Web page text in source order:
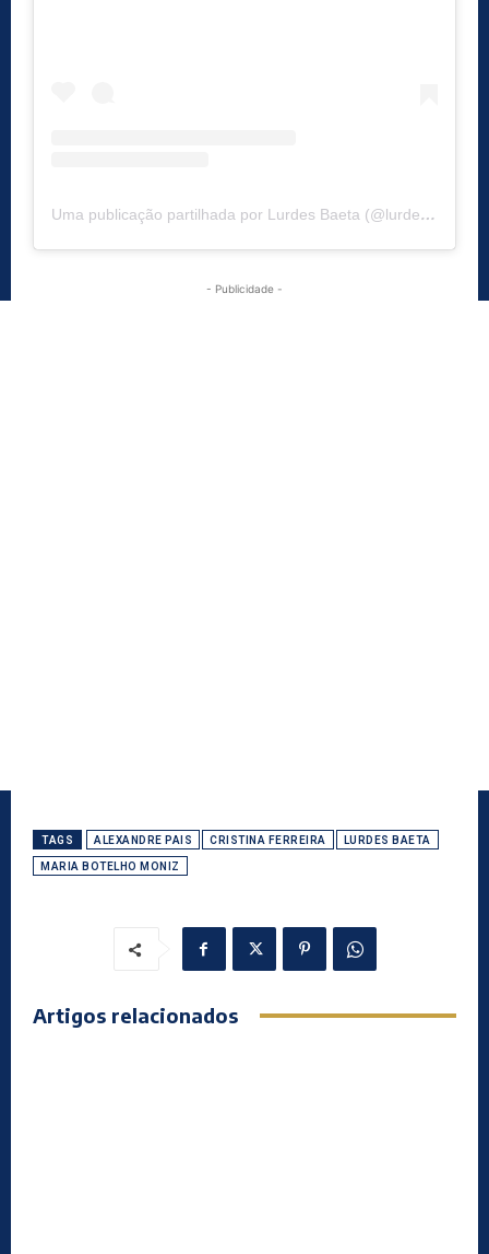
Uma publicação partilhada por Lurdes Baeta (@lurdesbaeta)
- Publicidade -
TAGS ALEXANDRE PAIS CRISTINA FERREIRA LURDES BAETA
MARIA BOTELHO MONIZ
Artigos relacionados